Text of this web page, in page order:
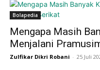
Bolapedia
Mengapa Masih
Menjalani
Zulfikar Dikri Robani - 25 Juli